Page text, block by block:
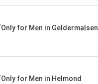
Only for Men in Geldermalsen
Only for Men in Helmond